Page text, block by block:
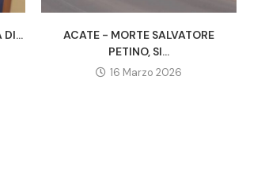
DI...
ACATE - MORTE SALVATORE
PETINO, SI...
16 Marzo 2026